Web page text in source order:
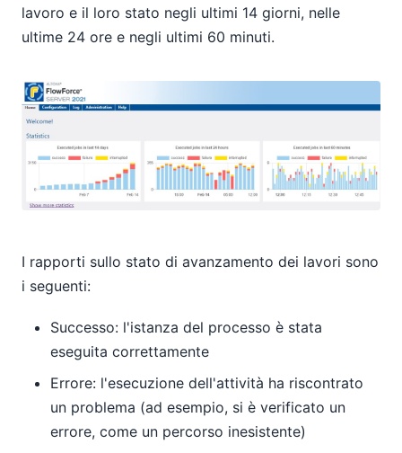
lavoro e il loro stato negli ultimi 14 giorni, nelle
ultime 24 ore e negli ultimi 60 minuti.
I rapporti sullo stato di avanzamento dei lavori sono
i seguenti:
Successo: l'istanza del processo è stata
eseguita correttamente
Errore: l'esecuzione dell'attività ha riscontrato
un problema (ad esempio, si è verificato un
errore, come un percorso inesistente)